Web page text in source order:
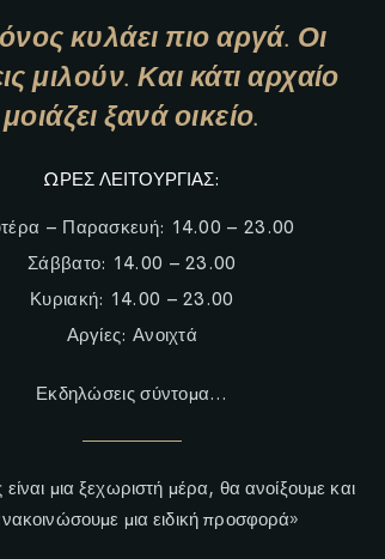
κυλάει πιο αργά. Οι
μιλούν. Και κάτι αρχαίο
μοιάζει ξανά οικείο.
ΏΡΕΣ ΛΕΙΤΟΥΡΓΊΑΣ:
– Παρασκευή: 14.00 – 23.00
Σάββατο: 14.00 – 23.00
Κυριακή: 14.00 – 23.00
Αργίες: Ανοιχτά
Εκδηλώσεις σύντομα…
είναι μια ξεχωριστή μέρα, θα ανοίξουμε και
μια ειδική προσφορά»